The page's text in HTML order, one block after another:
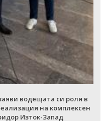
водещата си роля в
на комплексен
Изток-Запад